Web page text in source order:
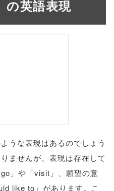
の英語表現
うな表現はあるのでしょう
ませんが、表現は存在して
」や「visit」、願望の意
like to」があります。こ